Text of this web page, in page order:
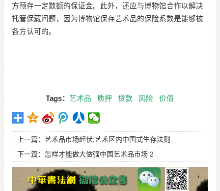
方预存一定数额的保证金。此外，还应与博物馆合作以解决
托管保藏问题，因为博物馆保存艺术品的保险系数是能够被
各方认可的。
Tags：艺术品 质押 贷款 风险 价值
上一篇： 艺术品市场起伏:艺术区内中国式生存法则
下一篇： 怎样才能做大做强中国艺术品市场 2